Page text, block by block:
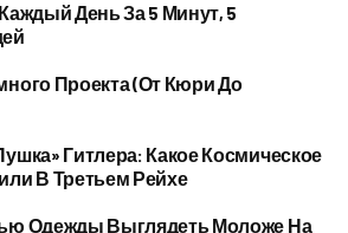
День За 5 Минут, 5
Проекта (от Кюри До
Гитлера: Какое Космическое
В Третьем Рейхе
Одежды Выглядеть Моложе На